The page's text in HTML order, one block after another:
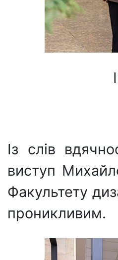
Із слів
виступ
Факультету
проникливим.